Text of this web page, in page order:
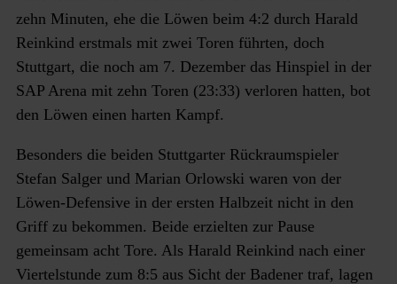
zehn Minuten, ehe die Löwen beim 4:2 durch Harald
Reinkind erstmals mit zwei Toren führten, doch
Stuttgart, die noch am 7. Dezember das Hinspiel in der
SAP Arena mit zehn Toren (23:33) verloren hatten, bot
den Löwen einen harten Kampf.
Besonders die beiden Stuttgarter Rückraumspieler
Stefan Salger und Marian Orlowski waren von der
Löwen-Defensive in der ersten Halbzeit nicht in den
Griff zu bekommen. Beide erzielten zur Pause
gemeinsam acht Tore. Als Harald Reinkind nach einer
Viertelstunde zum 8:5 aus Sicht der Badener traf, lagen